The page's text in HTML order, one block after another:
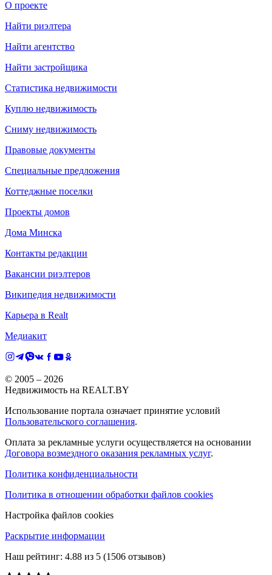
О проекте
Найти риэлтера
Найти агентство
Найти застройщика
Статистика недвижимости
Куплю недвижимость
Сниму недвижимость
Правовые документы
Специальные предложения
Коттеджные поселки
Проекты домов
Дома Минска
Контакты редакции
Вакансии риэлтеров
Википедия недвижимости
Карьера в Realt
Медиакит
© 2005 – 2026
Недвижимость на REALT.BY
Использование портала означает принятие условий
Пользовательского соглашения.
Оплата за рекламные услуги осуществляется на основании
Договора возмездного оказания рекламных услуг.
Политика конфиденциальности
Политика в отношении обработки файлов cookies
Настройка файлов cookies
Раскрытие информации
Наш рейтинг: 4.88 из 5 (1506 отзывов)